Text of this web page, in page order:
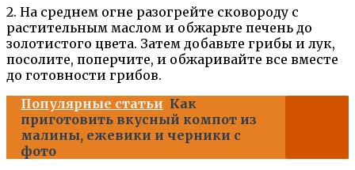
2. На среднем огне разогрейте сковороду с
растительным маслом и обжарьте печень до
золотистого цвета. Затем добавьте грибы и лук,
посолите, поперчите, и обжаривайте все вместе
до готовности грибов.
Популярные статьи Как
приготовить вкусный компот из
малины, ежевики и черники с
фото